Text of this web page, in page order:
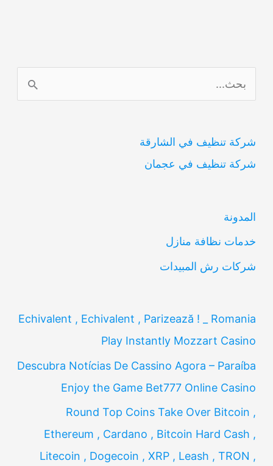
ل
ح
ث
شركة تنظيف في الشارقة
شركة تنظيف في عجمان
المدونة
خدمات نظافة منازل
شركات رش المبيدات
Echivalent , Echivalent , Parizează ! _ Romania
Play Instantly Mozzart Casino
Descubra Notícias De Cassino Agora – Paraíba
Enjoy the Game Bet777 Online Casino
Round Top Coins Take Over Bitcoin ,
Ethereum , Cardano , Bitcoin Hard Cash ,
Litecoin , Dogecoin , XRP , Leash , TRON ,